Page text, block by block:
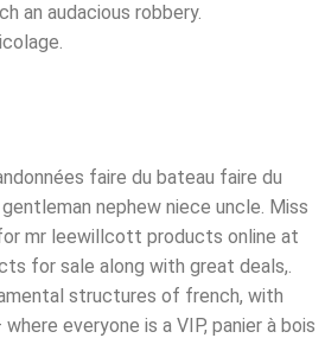
an audacious robbery.
faire du bateau faire du
nephew niece uncle. Miss
mr leewillcott products online at
for sale along with great deals,.
structures of french, with
everyone is a VIP, panier à bois